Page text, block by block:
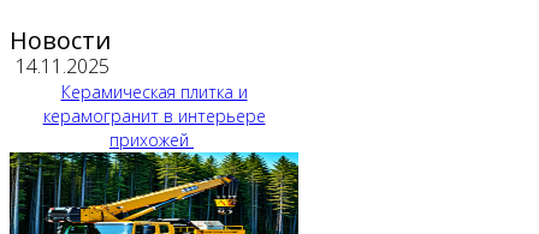
Новости
14.11.2025
Керамическая плитка и
керамогранит в интерьере
прихожей